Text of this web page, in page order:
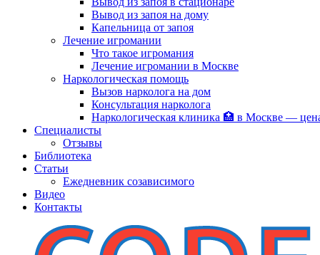
Вывод из запоя на дому
Капельница от запоя
Лечение игромании
Что такое игромания
Лечение игромании в Москве
Наркологическая помощь
Вызов нарколога на дом
Консультация нарколога
Наркологическая клиника 🏥 в Москве —
Специалисты
Отзывы
Библиотека
Статьи
Ежедневник созависимого
Видео
Контакты